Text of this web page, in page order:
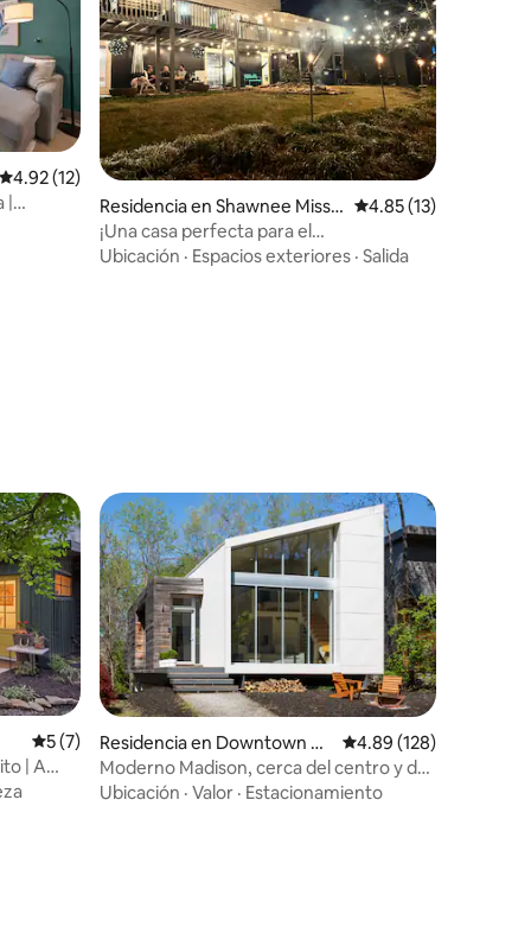
Calificación promedio: 4.92 de 5; 12 evaluaciones
4.92 (12)
|
|
Residencia en Shawnee Missio
n
Calificación
4.85 (13)
¡Una casa perfecta para el
entretenimiento!
Ubicación · Espacios exteriores · Salida
Calificación promedio: 5 de 5; 7 evaluaciones
5 (7)
| A
Residencia en Downtown Ka
nsas City
Calificación promedio:
4.89 (128)
Moderno Madison, cerca del centro y de
Crossroads
Ubicación · Valor · Estacionamiento